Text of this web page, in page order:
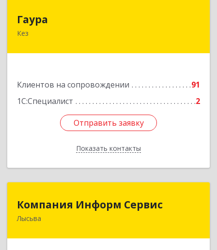
Гаура
Кез
Клиентов на сопровождении
91
1С:Специалист
2
Отправить заявку
Показать контакты
Отправить заявку
Назад
Компания Информ Сервис
Лысьва
Компания Информ Сервис
618909, Пермский край, Лысьва г, Металлистов